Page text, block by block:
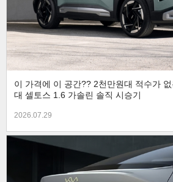
이 가격에 이 공간?? 2천만원대 적수가
대 셀토스 1.6 가솔린 솔직 시승기
2026.07.29